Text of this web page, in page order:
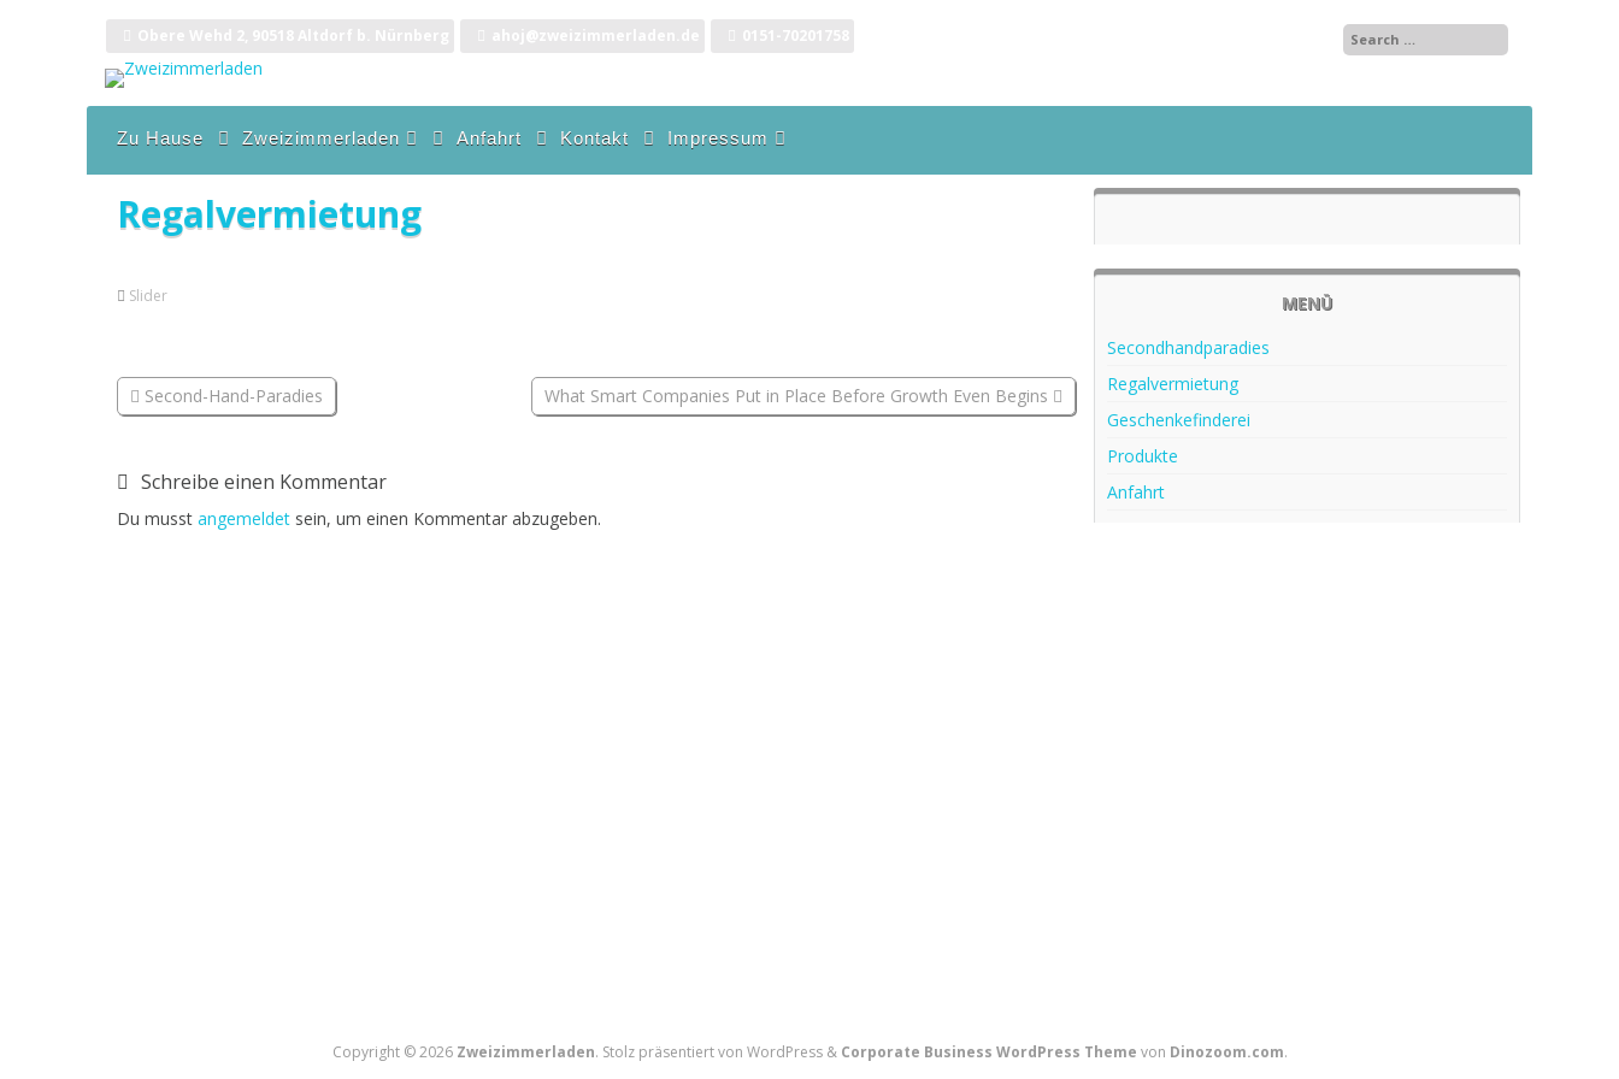
springen
Zu Hause
Zweizimmerladen
Secondhandparadies
Regalvermietung
Anfahrt Kontakt
Impressum
Datenschutzerklärung
Regalvermietung
Slider
Second-Hand-Paradies What Smart Companies Put in Place Before Growth Even Begins
Schreibe einen Kommentar
Du musst angemeldet sein, um einen Kommentar abzugeben.
MENÜ
Secondhandparadies
Regalvermietung
Geschenkefinderei
Produkte
Anfahrt
Copyright © 2026 Zweizimmerladen. Stolz präsentiert von WordPress & Corporate Business WordPress Theme von Dinozoom.com.